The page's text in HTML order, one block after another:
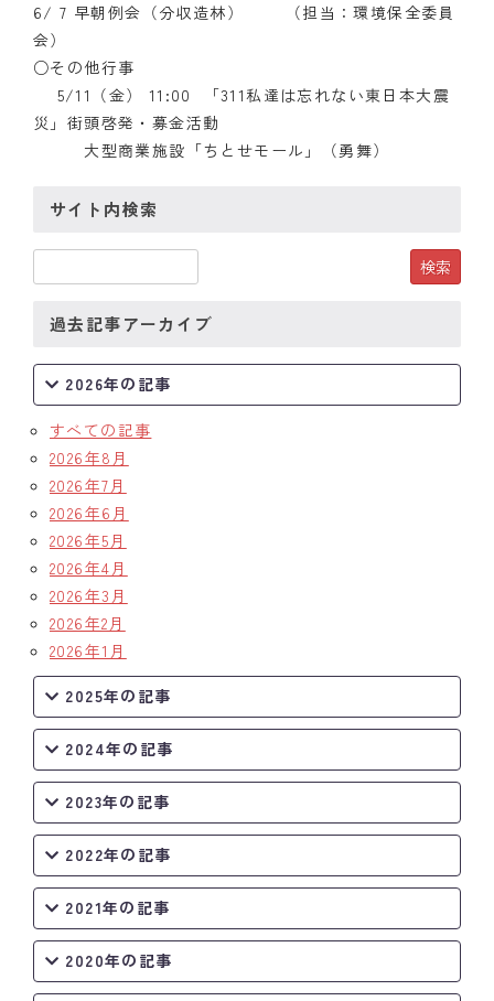
6/ 7 早朝例会（分収造林） （担当：環境保全委員
会）
○その他行事
5/11（金） 11:00 「311私達は忘れない東日本大震
災」街頭啓発・募金活動
大型商業施設「ちとせモール」（勇舞）
サイト内検索
過去記事アーカイブ
2026年の記事
すべての記事
2026年8月
2026年7月
2026年6月
2026年5月
2026年4月
2026年3月
2026年2月
2026年1月
2025年の記事
2024年の記事
2023年の記事
2022年の記事
2021年の記事
2020年の記事